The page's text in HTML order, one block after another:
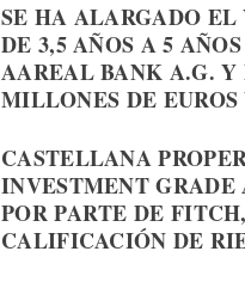
SE HA ALARGADO
DE 3,5 AÑOS A 5
AAREAL BANK A.G. Y
MILLONES DE
CASTELLANA
INVESTMENT GRADE
POR PARTE DE
CALIFICACIÓN DE